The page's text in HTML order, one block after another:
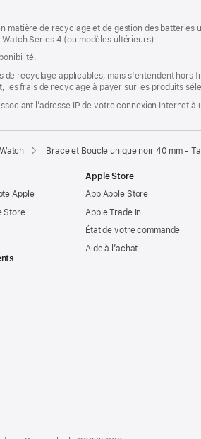
matière de recyclage et de gestion des batteries
Watch Series 4 (ou modèles ultérieurs).
de recyclage applicables, mais s'entendent
les frais de recyclage à payer sur les produits
l’adresse IP de votre connexion Internet
Bracelet Boucle unique noir 40 mm -
Apple
Store
Apple Store
App Apple Store
Apple Trade In
État de votre commande
Aide à l’achat